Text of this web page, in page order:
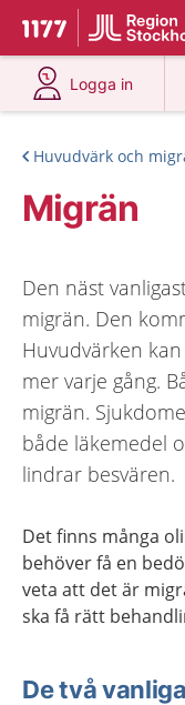
Till startsidan för
Du har valt
Logga in
på 1177.se
Huvudvärk och
Migrän
Den näst
migrän. Den
Huvudvärken
mer varje gång.
migrän.
både läkemedel
lindrar besvären.
Det finns många
behöver få en
veta att det är
ska få rätt
De två